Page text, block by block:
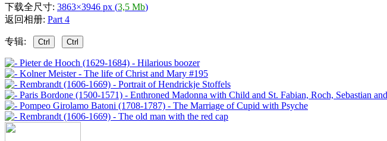
下载全尺寸: 3863×3946 px (3,5 Mb)
返回相册: Part 4
专辑: Ctrl Ctrl